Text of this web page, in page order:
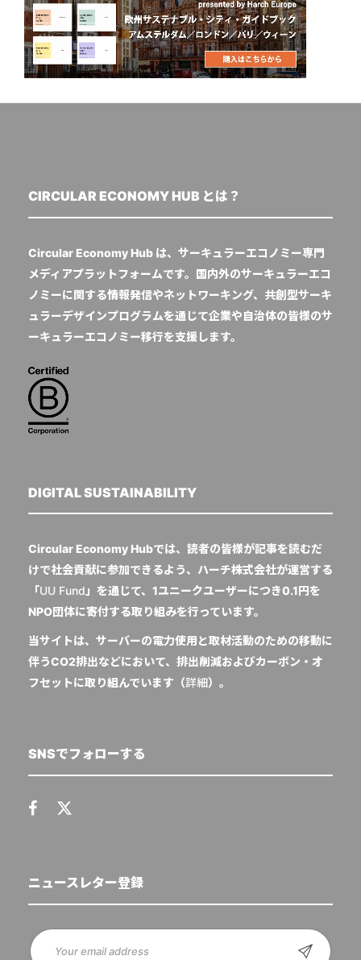
CIRCULAR ECONOMY HUB とは？
Circular Economy Hub は、サーキュラーエコノミー専門
メディアプラットフォームです。国内外のサーキュラーエコ
ノミーに関する情報発信やネットワーキング、共創型サーキ
ュラーデザインプログラムを通じて企業や自治体の皆様のサ
ーキュラーエコノミー移行を支援します。
DIGITAL SUSTAINABILITY
Circular Economy Hubでは、読者の皆様が記事を読むだ
けで社会貢献に参加できるよう、ハーチ株式会社が運営する
「UU Fund 」を通じて、1ユニークユーザーにつき0.1円を
NPO団体に寄付する取り組みを行っています。
当サイトは、サーバーの電力使用と取材活動のための移動に
伴うCO2排出などにおいて、排出削減およびカーボン・オ
フセットに取り組んでいます（詳細）。
SNSでフォローする
ニュースレター登録